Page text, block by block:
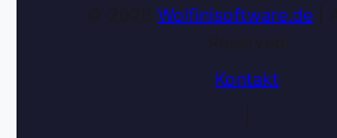
Wolfinisoftware.de
Kontakt